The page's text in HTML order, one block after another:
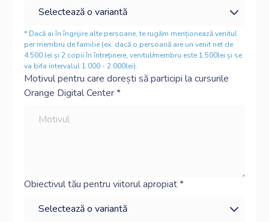
* Dacă ai în îngrijire alte persoane, te rugăm menționează venitul
per membru de familie (ex. dacă o persoană are un venit net de
4.500 lei și 2 copii în întreținere, venitul/membru este 1.500lei și se
va bifa intervalul 1.000 - 2.000lei).
Motivul pentru care dorești să participi la cursurile
Orange Digital Center *
Obiectivul tău pentru viitorul apropiat *